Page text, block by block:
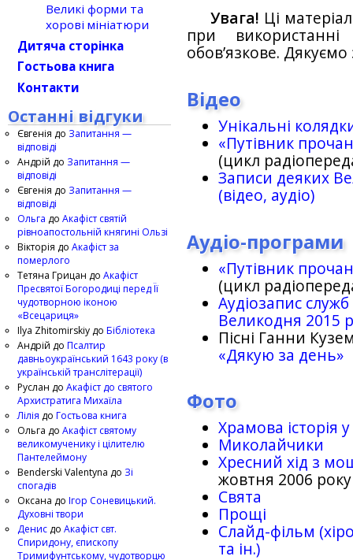
Увага! Ці
при
обов’язкове.
Відео
Унікальні
«Путівник
(цикл
Записи деяких
(відео, аудіо)
Аудіо-програми
«Путівник
(цикл
Аудіозапис
Великодня 2015
Пісні Ганни
«Дякую за день»
Фото
Храмова історія
Миколайчики
Хресний хід з
жовтня 2006 року
Свята
Прощі
Слайд-фільм
та ін.)
Великі форми та
хорові мініатюри
Дитяча сторінка
Гостьова книга
Контакти
Останні відгуки
Євгенія до Запитання —
відповіді
Андрій до Запитання —
відповіді
Євгенія до Запитання —
відповіді
Ольга до Акафіст святій
рівноапостольній княгині Ользі
Вікторія до Акафіст за
померлого
Тетяна Грицан до Акафіст
Пресвятої Богородиці перед Її
чудотворною іконою
«Всецариця»
Ilya Zhitomirskiy до Бібліотека
Андрій до Псалтир
давньоукраїнський 1643 року (в
українській транслітерації)
Руслан до Акафіст до святого
Архистратига Михаїла
Лілія до Гостьова книга
Ольга до Акафіст святому
великомученику і цілителю
Пантелеймону
Benderski Valentyna до Зі
спогадів
Оксана до Ігор Соневицький.
Духовні твори
Денис до Акафіст свт.
Спиридону, єпископу
Тримифунтському, чудотворцю